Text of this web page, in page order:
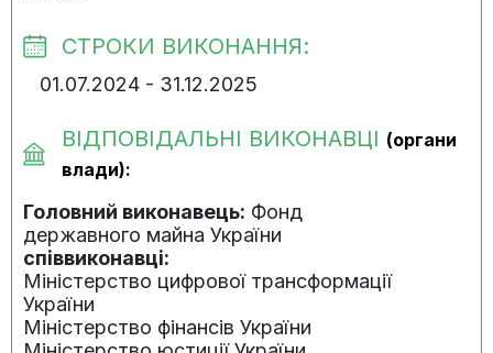
СТРОКИ ВИКОНАННЯ:
01.07.2024 - 31.12.2025
ВІДПОВІДАЛЬНІ ВИКОНАВЦІ (органи
влади):
Головний виконавець: Фонд
державного майна України
співвиконавці:
Міністерство цифрової трансформації
України
Міністерство фінансів України